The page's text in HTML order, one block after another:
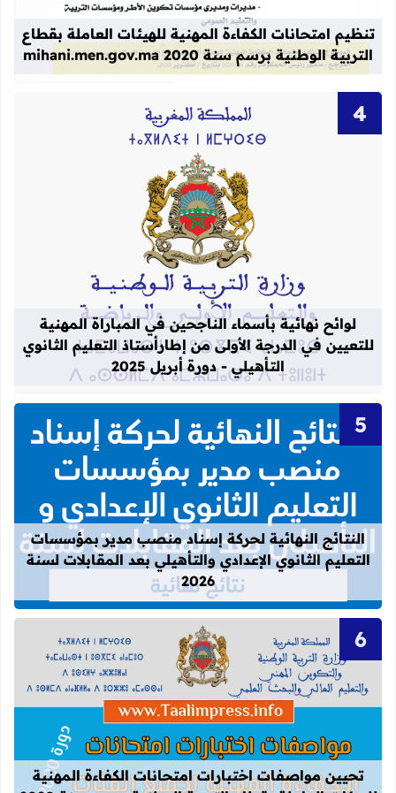
تنظيم امتحانات الكفاءة المهنية للهيئات العاملة بقطاع
التربية الوطنية برسم سنة 2020 mihani.men.gov.ma
قراءة المزيد عن لوائح نهائية بأسماء
لوائح نهائية بأسماء الناجحين في المباراة المهنية
للتعيين في الدرجة الأولى من إطارأستاذ التعليم الثانوي
التأهيلي - دورة أبريل 2025
قراءة المزيد عن النتائج النهائية
النتائج النهائية لحركة إسناد منصب مدير بمؤسسات
التعليم الثانوي الإعدادي والتأهيلي بعد المقابلات لسنة
2026
قراءة المزيد عن تحيين مواصفات
تحيين مواصفات اختبارات امتحانات الكفاءة المهنية